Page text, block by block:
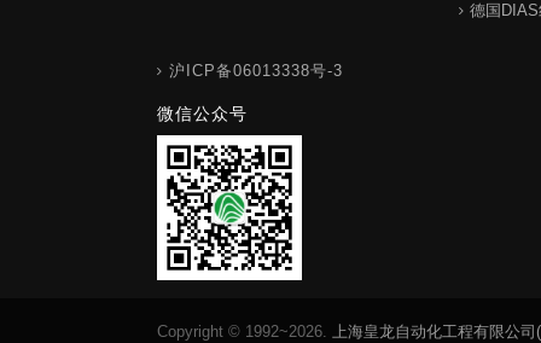
德国
沪ICP备06013338号-3
微信公众号
Copyright © 1992~2026. 上海皇龙自动化工程有限公司